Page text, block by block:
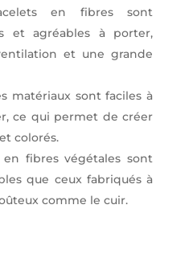
en fibres sont
et agréables à porter,
et une grande
matériaux sont faciles à
ce qui permet de créer
colorés.
fibres végétales sont
que ceux fabriqués à
comme le cuir.